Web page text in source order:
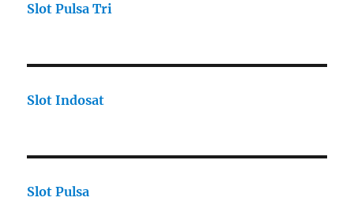
Slot Pulsa Tri
Slot Indosat
Slot Pulsa